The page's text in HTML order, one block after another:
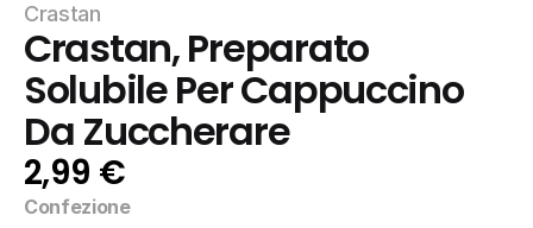
Crastan
Crastan, Preparato
Solubile Per Cappuccino
Da Zuccherare
2,99 €
Confezione